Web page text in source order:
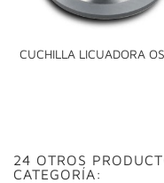
CUCHILLA LICUADORA
24 OTROS
CATEGORÍA: